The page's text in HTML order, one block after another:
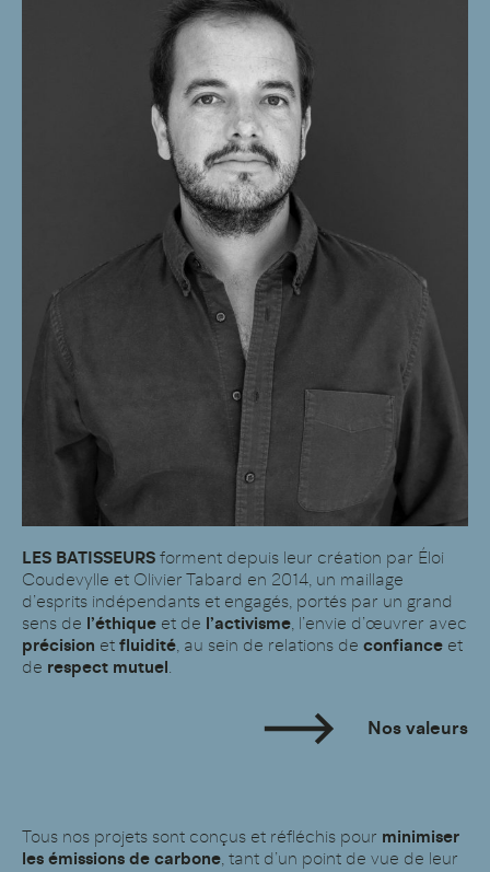
LES BATISSEURS forment depuis leur création par Éloi
Coudevylle et Olivier Tabard en 2014, un maillage
d’esprits indépendants et engagés, portés par un grand
sens de l’éthique et de l’activisme, l’envie d’œuvrer avec
précision et fluidité, au sein de relations de confiance et
de respect mutuel.
Nos valeurs
Tous nos projets sont conçus et réfléchis pour minimiser
les émissions de carbone, tant d’un point de vue de leur